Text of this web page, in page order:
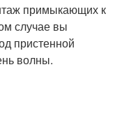
примыкающих к
случае вы
пристенной
волны.